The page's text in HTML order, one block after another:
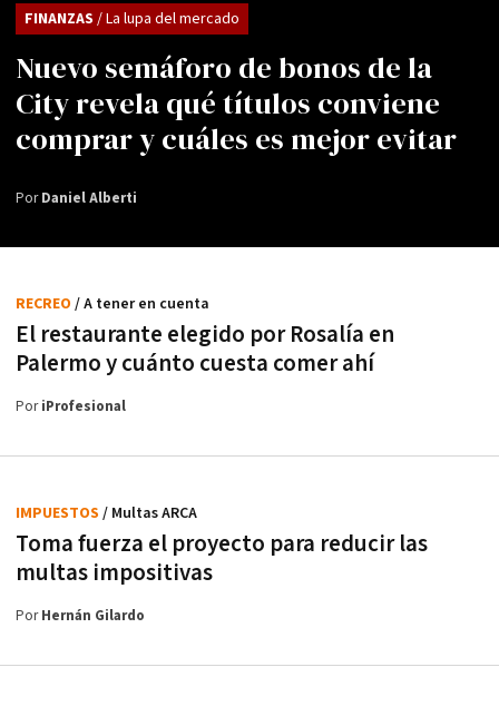
Nuevo semáforo de bonos de la
City revela qué títulos conviene
comprar y cuáles es mejor evitar
FINANZAS / La lupa del mercado
PorDaniel Alberti
El restaurante elegido por Rosalía en
Palermo y cuánto cuesta comer ahí
RECREO / A tener en cuenta
PoriProfesional
Toma fuerza el proyecto para reducir las
multas impositivas
IMPUESTOS / Multas ARCA
PorHernán Gilardo